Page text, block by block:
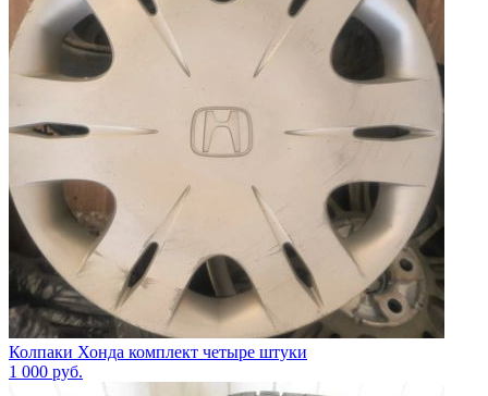
Колпаки Хонда комплект четыре штуки
1 000 руб.